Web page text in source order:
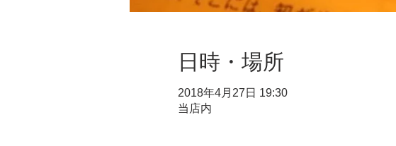
日時・場所
2018年4月27日 19:30
当店内